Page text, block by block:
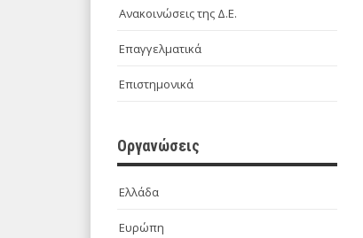
Ανακοινώσεις της Δ.Ε.
Επαγγελματικά
Επιστημονικά
Οργανώσεις
Ελλάδα
Ευρώπη